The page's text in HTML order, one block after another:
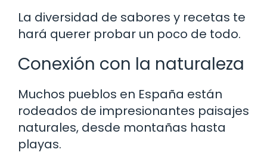
La diversidad de sabores y recetas te
hará querer probar un poco de todo.
Conexión con la naturaleza
Muchos pueblos en España están
rodeados de impresionantes paisajes
naturales, desde montañas hasta
playas.